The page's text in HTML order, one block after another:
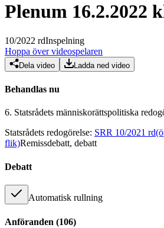
Plenum 16.2.2022
10/2022 rdInspelning
Hoppa över videospelaren
Dela video Ladda ned video
Behandlas nu
6. Statsrådets människorättspolitiska
Statsrådets redogörelse: SRR 10/2021 rd
flik)Remissdebatt, debatt
Debatt
Automatisk rullning
Anföranden (106)